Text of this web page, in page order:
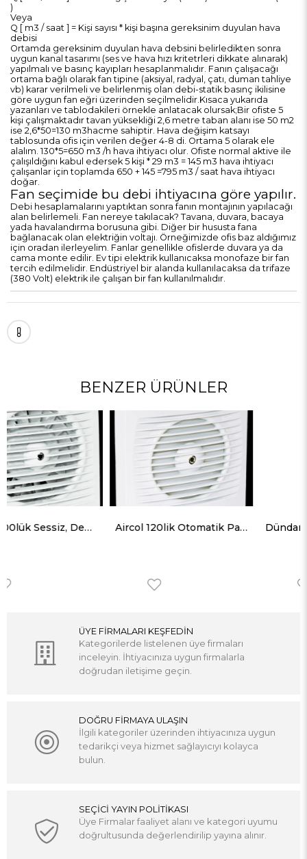
)
Veya
Q [ m3 / saat ] = Kişi sayısı * kişi başına gereksinim duyulan hava
debisi
Ortamda gereksinim duyulan hava debsini belirledikten sonra
uygun kanal tasarımı (ses ve hava hızı kritetrleri dikkate alınarak)
yapılmalı ve basınç kayıpları hesaplanmalıdır. Fanın çalışacağı
ortama bağlı olarak fan tipine (aksiyal, radyal, çatı, duman tahliye
vb) karar verilmeli ve belirlenmiş olan debi-statik basınç ikilisine
göre uygun fan eğri üzerinden seçilmelidir. Kısaca yukarıda
yazanları ve tablodakileri örnekle anlatacak olursak;Bir ofiste 5
kişi çalışmaktadır tavan yüksekliği 2,6 metre taban alanı ise 50 m2
ise 2,6*50=130 m3hacme sahiptir. Hava değişim katsayı
tablosunda ofis için verilen değer 4-8 di. Ortama 5 olarak ele
alalım. 130*5=650 m3 /h hava ihtiyacı olur. Ofiste normal aktive ile
çalışıldığını kabul edersek 5 kişi * 29 m3 = 145 m3 hava ihtiyacı
çalışanlar için toplamda 650 + 145 =795 m3 / saat hava ihtiyacı
doğar.
Fan seçimide bu debi ihtiyacına göre yapılır.
Debi hesaplamalarını yaptıktan sonra fanın montajının yapılacağı
alan belirlemeli. Fan nereye takılacak? Tavana, duvara, bacaya
yada havalandırma borusuna gibi. Diğer bir hususta fana
bağlanacak olan elektriğin voltajı. Örneğimizde ofis baz aldığımız
için oradan ilerleyelim. Fanlar genellikle ofislerde duvara ya da
cama monte edilir. Ev tipi elektrik kullanıcaksa monofaze bir fan
tercih edilmelidir. Endüstriyel bir alanda kullanılacaksa da trifaze
(380 Volt) elektrik ile çalışan bir fan kullanılmalıdır.
BENZER ÜRÜNLER
Aircol 120lik Otomatik Panjurlu Sessiz, Dekoratif, Plastik Banyo Fanı / Aspiratörü 160 m³/h Dündar B-RAC Çift Yönlü 5 Hız Kademeli Pencere ve Duvar Aspiratörü
ÜYE FİRMALARI KEŞFEDİN
Kategorilerde listelenen üye firmaları
inceleyin. İhtiyacınıza uygun firmalarla
doğrudan iletişime geçin.
DOĞRU FİRMAYA ULAŞIN
İlgili kategoriler üzerinden ihtiyacınıza uygun
tedarikçi veya hizmet sağlayıcıyı kolayca
bulun.
SEÇİCİ YAYIN POLİTİKASI
Üye Firmalar faaliyet alanı ve kategori uyumu
doğrultusunda değerlendirilip yayına alınır.